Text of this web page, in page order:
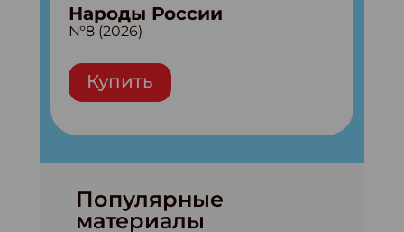
Народы России
№8 (2026)
Купить
Популярные
материалы